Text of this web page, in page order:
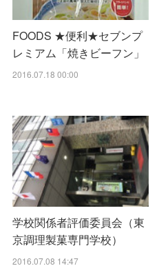
FOODS ★便利★セブンプ
レミアム「焼きビーフン」
2016.07.18 00:00
学校関係者評価委員会（東
京調理製菓専門学校）
2016.07.08 14:47